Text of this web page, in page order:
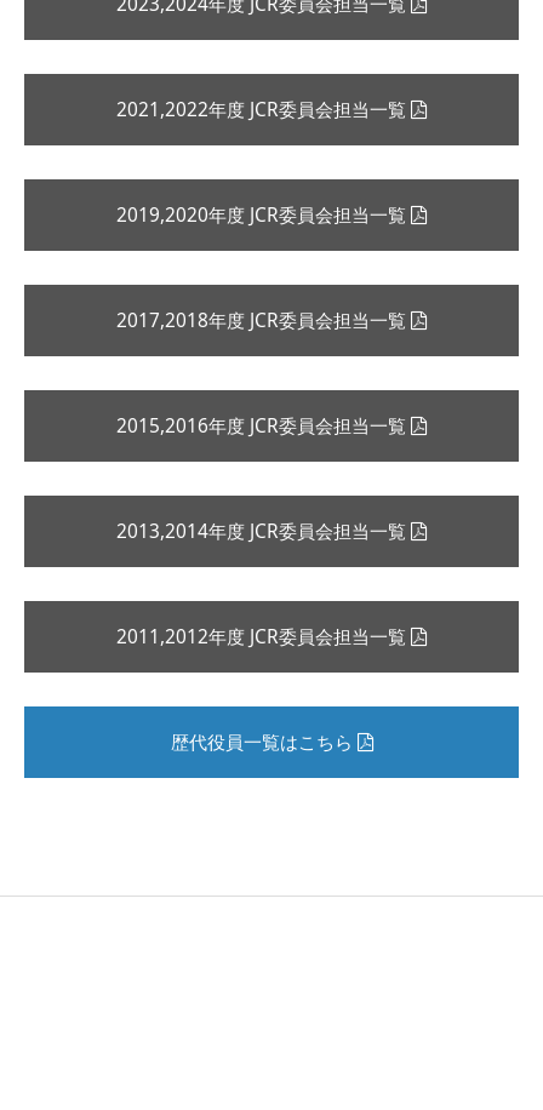
2021,2022年度 JCR委員会担当一覧
2019,2020年度 JCR委員会担当一覧
2017,2018年度 JCR委員会担当一覧
2015,2016年度 JCR委員会担当一覧
2013,2014年度 JCR委員会担当一覧
2011,2012年度 JCR委員会担当一覧
歴代役員一覧はこちら